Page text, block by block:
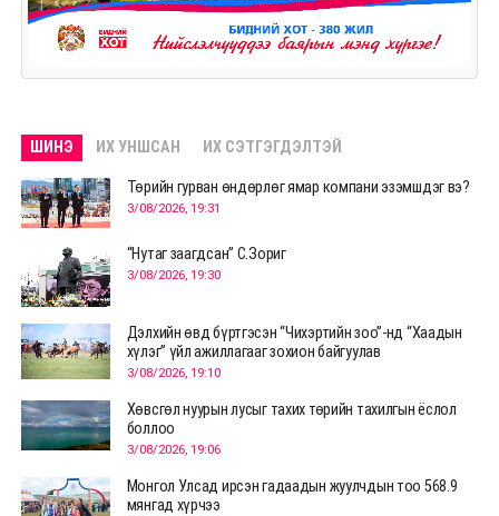
ШИНЭ ИХ УНШСАН ИХ СЭТГЭГДЭЛТЭЙ
Төрийн гурван өндөрлөг ямар компани эзэмшдэг вэ?
3/08/2026, 19:31
“Нутаг заагдсан” С.Зориг
3/08/2026, 19:30
Дэлхийн өвд бүртгэсэн “Чихэртийн зоо”-нд “Хаадын
хүлэг” үйл ажиллагааг зохион байгуулав
3/08/2026, 19:10
Хөвсгөл нуурын лусыг тахих төрийн тахилгын ёслол
боллоо
3/08/2026, 19:06
Монгол Улсад ирсэн гадаадын жуулчдын тоо 568.9
мянгад хүрчээ